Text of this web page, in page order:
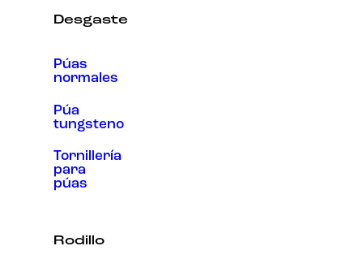
Desgaste
Púas
normales
Púa
tungsteno
Tornillería
para
púas
Rodillo